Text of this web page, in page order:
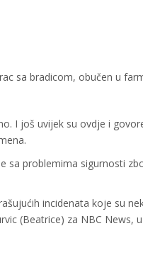
sa bradicom, obučen u
I još uvijek su ovdje i
sa problemima sigurnosti
incidenata koje su
(Beatrice) za NBC News,